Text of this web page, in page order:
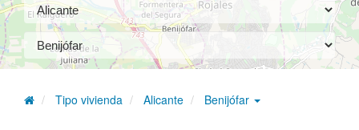
Tipo vivienda Alicante Benijófar